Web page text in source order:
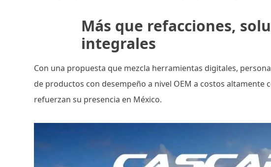
Más que refacciones,
integrales
Con una propuesta que mezcla herramientas digitales,
de productos con desempeño a nivel OEM a costos altamente
refuerzan su presencia en México.